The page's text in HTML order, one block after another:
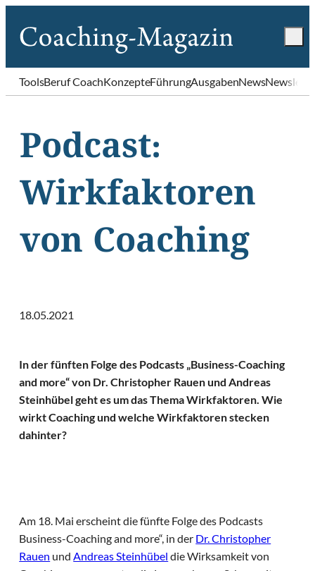
ToolsBeruf CoachKonzepteFührungAusgabenNews
Podcast:
Wirkfaktoren
von Coaching
18.05.2021
In der fünften Folge des Podcasts „Business-Coaching
and more“ von Dr. Christopher Rauen und Andreas
Steinhübel geht es um das Thema Wirkfaktoren. Wie
wirkt Coaching und welche Wirkfaktoren stecken
dahinter?
Am 18. Mai erscheint die fünfte Folge des Podcasts
Business-Coaching and more“, in der Dr. Christopher
Rauen undAndreas Steinhübel die Wirksamkeit von